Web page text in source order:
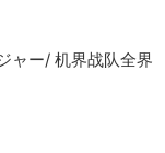
ャー/ 机界战队全界